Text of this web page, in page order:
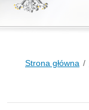
Strona główna